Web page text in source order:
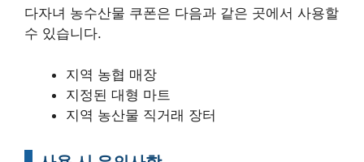
다자녀 농수산물 쿠폰은 다음과 같은 곳에서 사용할
수 있습니다.
지역 농협 매장
지정된 대형 마트
지역 농산물 직거래 장터